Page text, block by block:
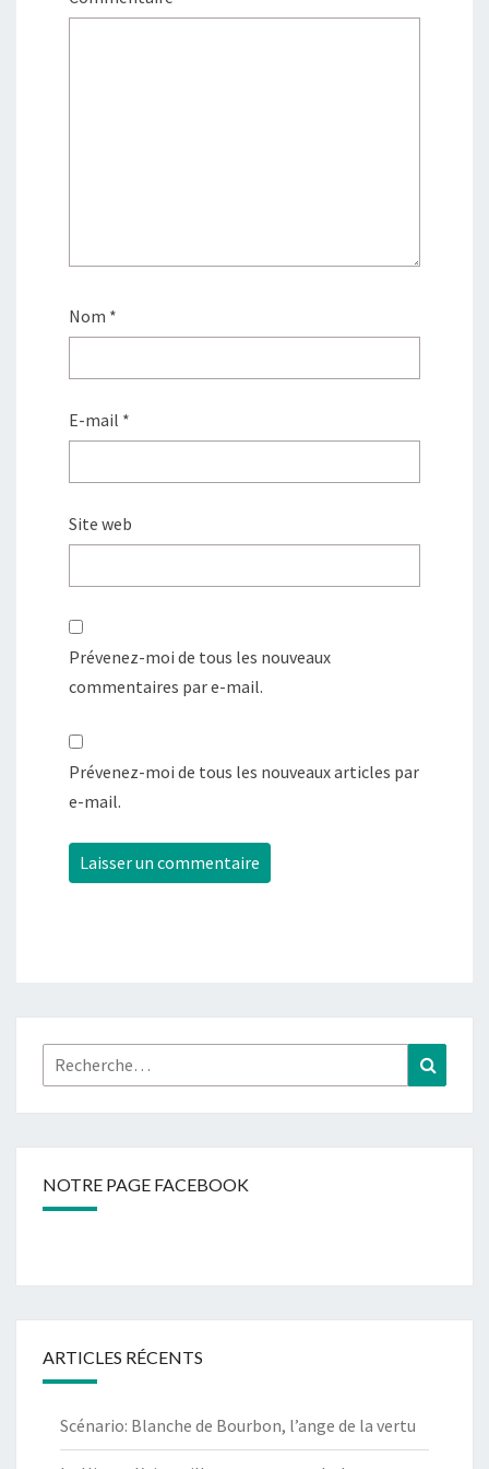
Nom *
E-mail *
Site web
Prévenez-moi de tous les nouveaux
commentaires par e-mail.
Prévenez-moi de tous les nouveaux articles par
e-mail.
Rechercher :
NOTRE PAGE FACEBOOK
ARTICLES RÉCENTS
Scénario: Blanche de Bourbon, l’ange de la vertu